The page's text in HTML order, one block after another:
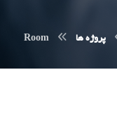
پروژه ها Room